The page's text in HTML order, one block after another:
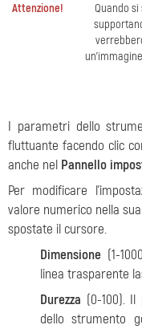
Attenzione!
Quando
I parametri dello
fluttuante facendo clic
anche nel Pannello
Per modificare
valore numerico nella
spostate il cursore.
Dimensione (1-
linea trasparente
Durezza (0-100).
dello strumento